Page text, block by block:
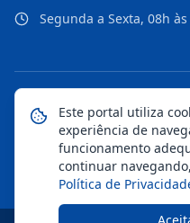
Segunda a Sexta, 08h
© 2026 Portal Municipal.
Mapa do Site
Este portal utiliza
experiência de
funcionamento
continuar
Política de